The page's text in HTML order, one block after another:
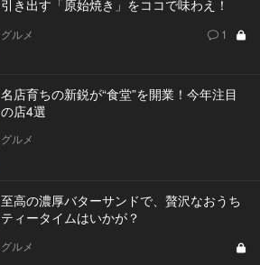
引き出す「原始焼き」をココで味わえ！
グルメ 1
名店育ちの新鋭が“食堂”を開業！今年注目
の店4選
グルメ
至高の濃厚バターサンドで、贅沢なおうち
ティータイムはいかが？
グルメ